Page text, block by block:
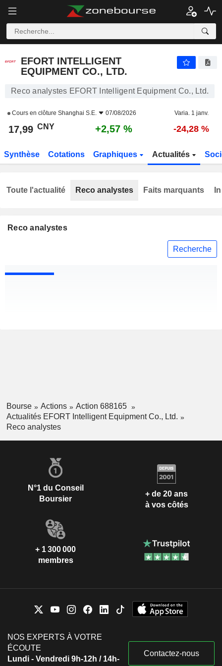
EFORT INTELLIGENT
EQUIPMENT CO., LTD.
Reco analystes EFORT Intelligent Equipment Co., Ltd.
Cours en clôture Shanghai S.E. 07/08/2026 Varia. 1 janv.
17,99 CNY +2,57 % -24,28 %
Synthèse Cotations Graphiques Actualités
Reco analystes
Recherche
Toute l'actualité Reco analystes Faits marquants
Bourse Actions
Action 688165
Actualités EFORT Intelligent Equipment Co., Ltd.
Reco analystes
N°1 du Conseil
Boursier
+ de 20 ans
à vos côtés
+ 1 300 000
membres
NOS EXPERTS À VOTRE
ÉCOUTE
Lundi - Vendredi 9h-12h / 14h-
Contactez-nous